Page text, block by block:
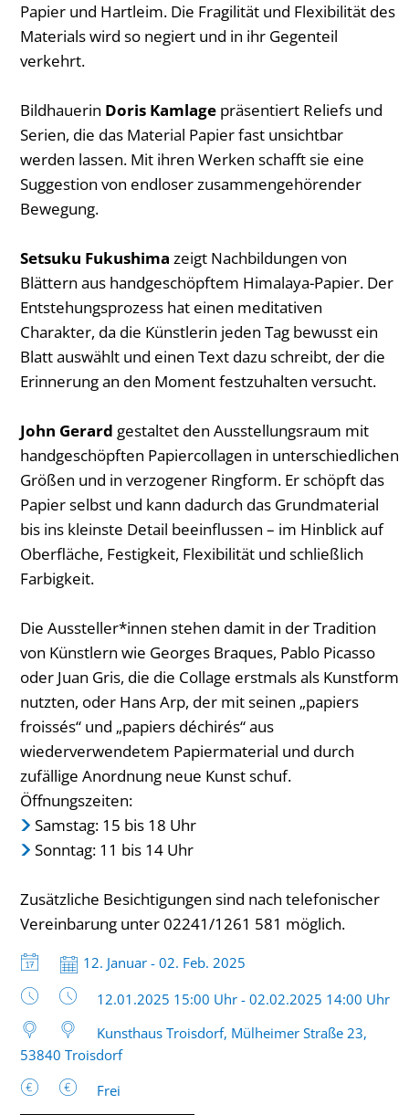
Papier und Hartleim. Die Fragilität und Flexibilität des
Materials wird so negiert und in ihr Gegenteil
verkehrt.
Bildhauerin Doris Kamlage präsentiert Reliefs und
Serien, die das Material Papier fast unsichtbar
werden lassen. Mit ihren Werken schafft sie eine
Suggestion von endloser zusammengehörender
Bewegung.
Setsuku Fukushima zeigt Nachbildungen von
Blättern aus handgeschöpftem Himalaya-Papier. Der
Entstehungsprozess hat einen meditativen
Charakter, da die Künstlerin jeden Tag bewusst ein
Blatt auswählt und einen Text dazu schreibt, der die
Erinnerung an den Moment festzuhalten versucht.
John Gerard gestaltet den Ausstellungsraum mit
handgeschöpften Papiercollagen in unterschiedlichen
Größen und in verzogener Ringform. Er schöpft das
Papier selbst und kann dadurch das Grundmaterial
bis ins kleinste Detail beeinflussen – im Hinblick auf
Oberfläche, Festigkeit, Flexibilität und schließlich
Farbigkeit.
Die Aussteller*innen stehen damit in der Tradition
von Künstlern wie Georges Braques, Pablo Picasso
oder Juan Gris, die die Collage erstmals als Kunstform
nutzten, oder Hans Arp, der mit seinen „papiers
froissés“ und „papiers déchirés“ aus
wiederverwendetem Papiermaterial und durch
zufällige Anordnung neue Kunst schuf.
Öffnungszeiten:
Samstag: 15 bis 18 Uhr
Sonntag: 11 bis 14 Uhr
Zusätzliche Besichtigungen sind nach telefonischer
Vereinbarung unter 02241/1261 581 möglich.
Datum:
12. Januar - 02. Feb. 2025
Uhrzeit:
12.01.2025 15:00 Uhr - 02.02.2025 14:00 Uhr
Kunsthaus Troisdorf, Mülheimer Straße 23,
53840 Troisdorf
Frei